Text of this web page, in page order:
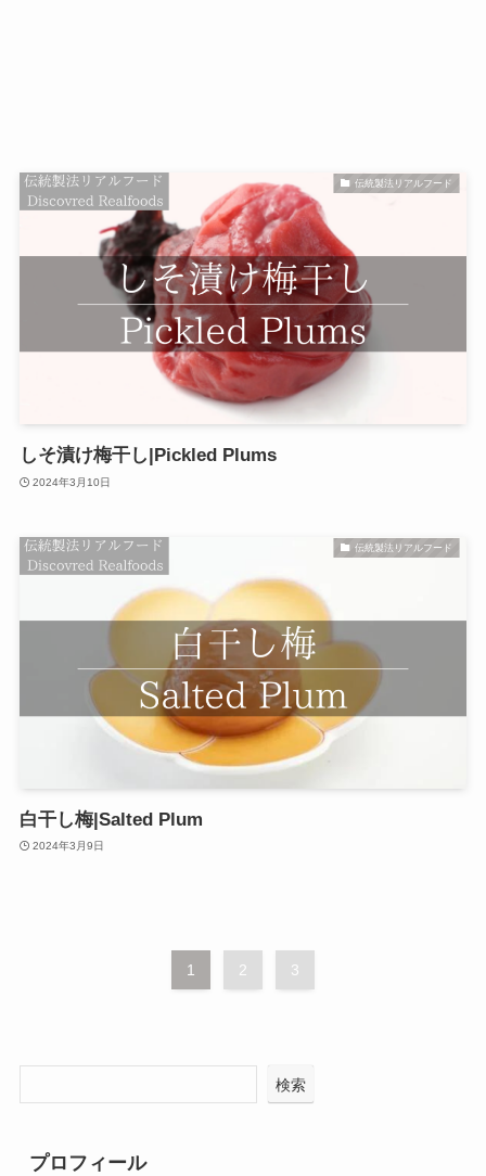
伝統製法リアルフード
しそ漬け梅干し|Pickled Plums
2024年3月10日
伝統製法リアルフード
白干し梅|Salted Plum
2024年3月9日
1 2 3
検索
プロフィール